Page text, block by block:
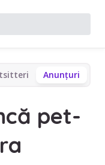
Anunțuri
pet-